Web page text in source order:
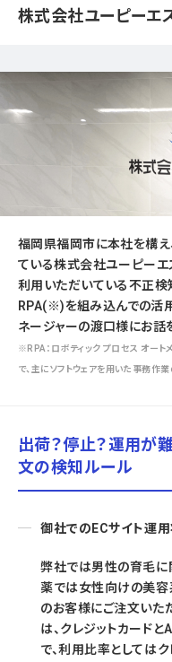
株式会社ユーピーエ
福岡県福岡市に本社を構え
ている株式会社ユーピーエ
利用いただいている不正検
RPA(※)を組み込んでの活
ネージャーの渡口様にお話
※RPA：ロボティック プロセス オート
で、主にソフトウェアを用いた事務作
出荷？停止？運用が
文の検知ルール
御社でのECサイト運
弊社では男性の育毛に
薬では女性向けの美容
のお客様にご注文いた
は、クレジットカード
で、利用比率としては